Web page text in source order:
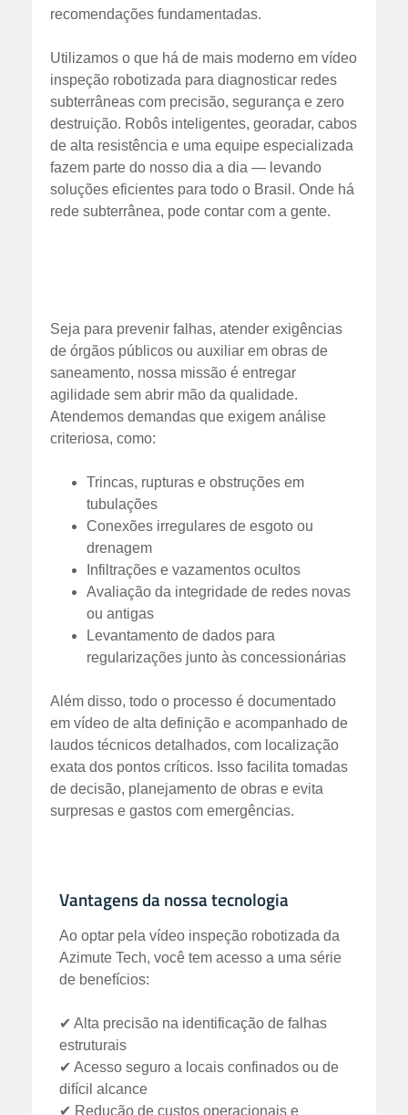
recomendações fundamentadas.
Utilizamos o que há de mais moderno em vídeo
inspeção robotizada para diagnosticar redes
subterrâneas com precisão, segurança e zero
destruição. Robôs inteligentes, georadar, cabos
de alta resistência e uma equipe especializada
fazem parte do nosso dia a dia — levando
soluções eficientes para todo o Brasil. Onde há
rede subterrânea, pode contar com a gente.
Seja para prevenir falhas, atender exigências
de órgãos públicos ou auxiliar em obras de
saneamento, nossa missão é entregar
agilidade sem abrir mão da qualidade.
Atendemos demandas que exigem análise
criteriosa, como:
Trincas, rupturas e obstruções em
tubulações
Conexões irregulares de esgoto ou
drenagem
Infiltrações e vazamentos ocultos
Avaliação da integridade de redes novas
ou antigas
Levantamento de dados para
regularizações junto às concessionárias
Além disso, todo o processo é documentado
em vídeo de alta definição e acompanhado de
laudos técnicos detalhados, com localização
exata dos pontos críticos. Isso facilita tomadas
de decisão, planejamento de obras e evita
surpresas e gastos com emergências.
Vantagens da nossa tecnologia
Ao optar pela vídeo inspeção robotizada da
Azimute Tech, você tem acesso a uma série
de benefícios:
✔ Alta precisão na identificação de falhas
estruturais
✔ Acesso seguro a locais confinados ou de
difícil alcance
✔ Redução de custos operacionais e